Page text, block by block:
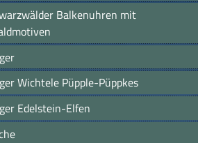
Balkenuhren mit
Wichtele Püpple-Püppkes
Edelstein-Elfen